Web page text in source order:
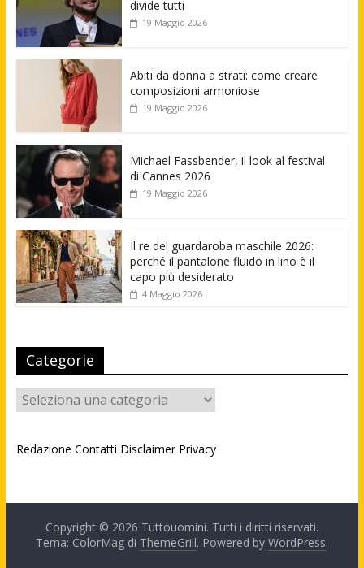
divide tutti
19 Maggio 2026
Abiti da donna a strati: come creare
composizioni armoniose
19 Maggio 2026
Michael Fassbender, il look al festival
di Cannes 2026
19 Maggio 2026
Il re del guardaroba maschile 2026:
perché il pantalone fluido in lino è il
capo più desiderato
4 Maggio 2026
Categorie
Categorie
Redazione Contatti Disclaimer Privacy
Copyright © 2026 Tuttouomini. Tutti i diritti riservati.
Tema: ColorMag di ThemeGrill. Powered by WordPress.